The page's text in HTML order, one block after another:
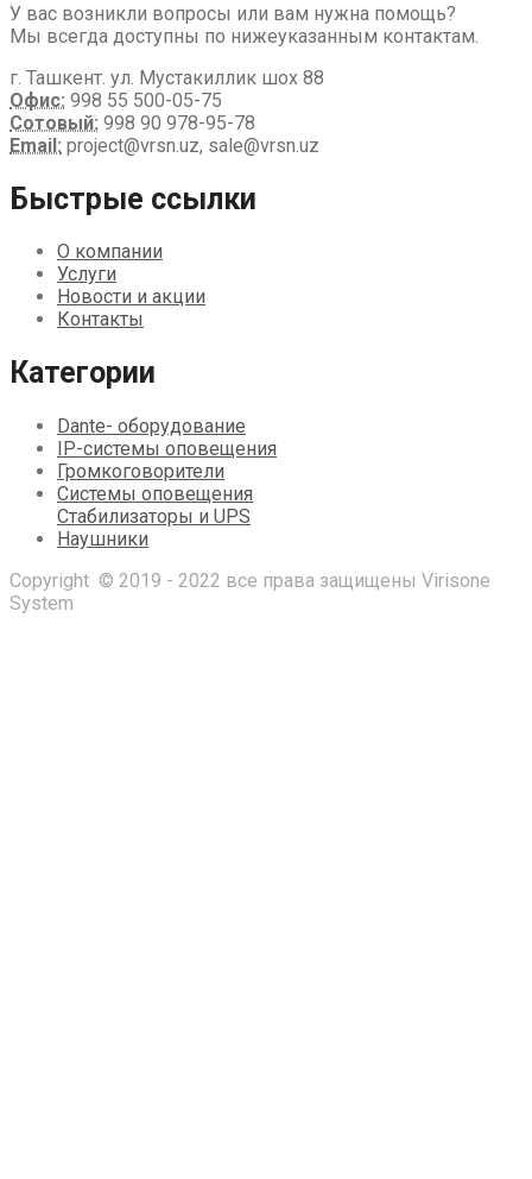
У вас возникли вопросы или вам нужна помощь?
Мы всегда доступны по нижеуказанным контактам.
г. Ташкент. ул. Мустакиллик шох 88
Офис: 998 55 500-05-75
Сотовый: 998 90 978-95-78
Email: project@vrsn.uz, sale@vrsn.uz
Быстрые ссылки
О компании
Услуги
Новости и акции
Контакты
Категории
Dante- оборудование
IP-системы оповещения
Громкоговорители
Системы оповещения
Стабилизаторы и UPS
Наушники
Copyright © 2019 - 2022 все права защищены Virisone
System